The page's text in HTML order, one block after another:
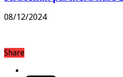
08/12/2024
Share